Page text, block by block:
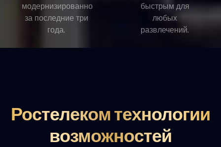
модернизированно
за последние три
года.
быстрым для
любых
развлечений.
Ростелеком технологии
возможностей